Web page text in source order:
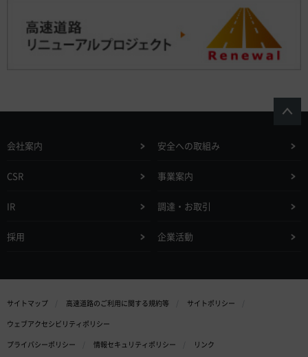
会社案内 安全への取組み
CSR 事業案内
IR 調達・お取引
採用 企業活動
サイトマップ 高速道路のご利用に関する規約等
サイトポリシー
ウェブアクセシビリティポリシー
プライバシーポリシー
情報セキュリティポリシー リンク